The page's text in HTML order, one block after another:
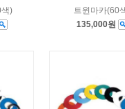
)
트윈마카(60
135,000원